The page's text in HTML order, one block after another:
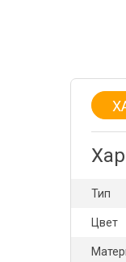
Тип
Цвет